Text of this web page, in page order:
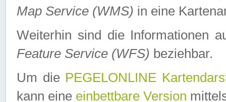
Map Service (WMS) in eine
Weiterhin sind die Informationen
Feature Service (WFS) beziehbar.
Um die PEGELONLINE
kann eine einbettbare Version